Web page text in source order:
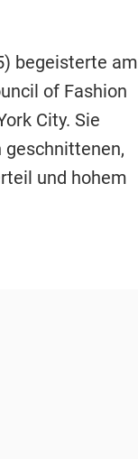
begeisterte am
of Fashion
City. Sie
und hohem